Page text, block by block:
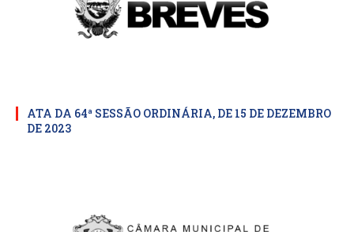
ATA DA 64ª SESSÃO ORDINÁRIA, DE 15 DE DEZEMBRO
DE 2023